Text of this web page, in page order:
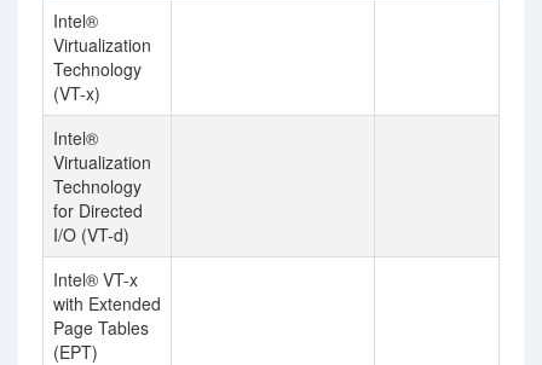
Intel®
Virtualization
Technology
(VT-x)
Intel®
Virtualization
Technology
for Directed
I/O (VT-d)
Intel® VT-x
with Extended
Page Tables
(EPT)